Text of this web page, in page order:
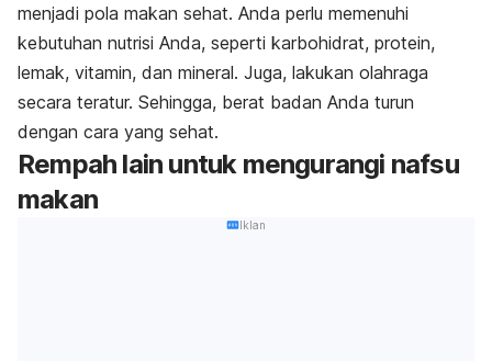
menjadi pola makan sehat. Anda perlu memenuhi
kebutuhan nutrisi Anda, seperti karbohidrat, protein,
lemak, vitamin, dan mineral. Juga, lakukan olahraga
secara teratur. Sehingga, berat badan Anda turun
dengan cara yang sehat.
Rempah lain untuk mengurangi nafsu
makan
Iklan